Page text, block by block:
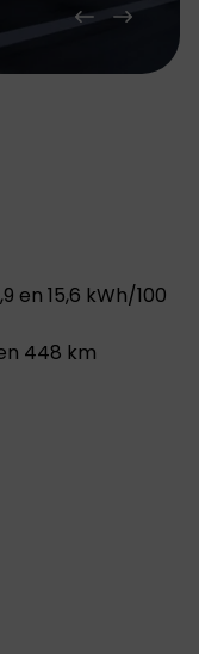
en 15,6 kWh/100
448 km